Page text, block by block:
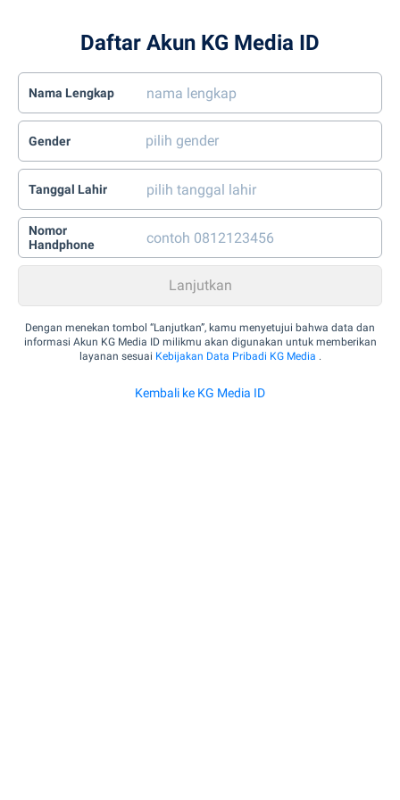
Daftar Akun KG Media ID
Nama Lengkap
Gender
Tanggal Lahir
Nomor
Handphone
Dengan menekan tombol “Lanjutkan”, kamu menyetujui bahwa data dan
informasi Akun KG Media ID milikmu akan digunakan untuk memberikan
layanan sesuai Kebijakan Data Pribadi KG Media .
Kembali ke KG Media ID